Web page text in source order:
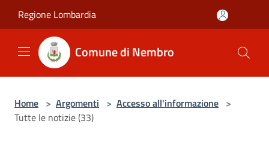
Regione Lombardia
Comune di Nembro
Home > Argomenti > Accesso all'informazione >
Tutte le notizie (33)